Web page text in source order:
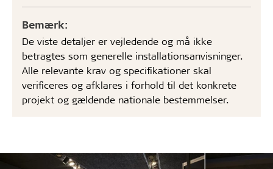
Bemærk:
De viste detaljer er vejledende og må ikke
betragtes som generelle installationsanvisninger.
Alle relevante krav og specifikationer skal
verificeres og afklares i forhold til det konkrete
projekt og gældende nationale bestemmelser.